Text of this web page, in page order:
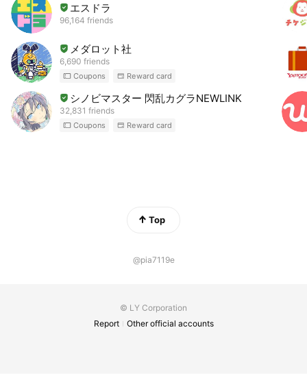
エスドラ
96,164 friends
メダロット社
6,690 friends
Coupons Reward card
シノビマスター 閃乱カグラNEWLINK
32,831 friends
Coupons Reward card
Top
@pia7119e
© LY Corporation
Report
Other official accounts